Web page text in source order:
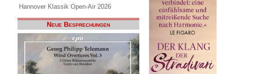
Hannover Klassik Open-Air 2026
Neue Besprechungen